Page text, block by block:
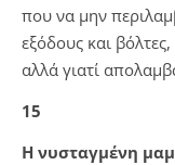
που να μην
εξόδους και
αλλά γιατί
15
Η νυσταγμένη